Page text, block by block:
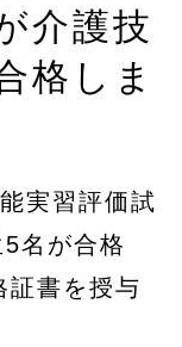
介護技
格しま
実習評価試
名が合格
証書を授与